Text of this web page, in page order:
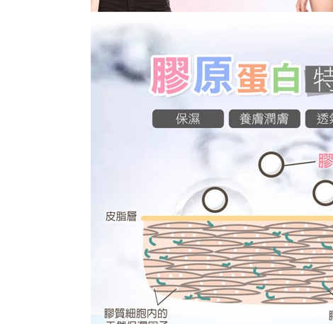
Untuk terma
1.
mudah alih
(Hanya untuk
dan kad
2. Pilihan
pesanan
transaksi
ansuran yang
mengesahkan
3. Jumlah
adalah
4. Dalam
untuk
akan
semakan
penilaian
penilaian
【Penerangan
1.
Jumlah yang
untuk
Sila hubungi
mempunyai
penggunaan
peribadi
digunakan
NT$80/
NT$120/